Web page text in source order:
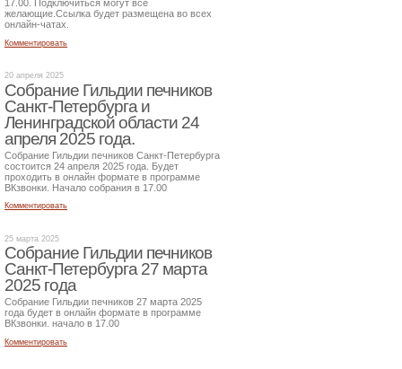
17.00. Подключиться могут все
желающие.Ссылка будет размещена во всех
онлайн-чатах.
Комментировать
20 апреля 2025
Собрание Гильдии печников
Санкт-Петербурга и
Ленинградской области 24
апреля 2025 года.
Собрание Гильдии печников Санкт-Петербурга
состоится 24 апреля 2025 года. Будет
проходить в онлайн формате в программе
ВКзвонки. Начало собрания в 17.00
Комментировать
25 марта 2025
Собрание Гильдии печников
Санкт-Петербурга 27 марта
2025 года
Собрание Гильдии печников 27 марта 2025
года будет в онлайн формате в программе
ВКзвонки. начало в 17.00
Комментировать